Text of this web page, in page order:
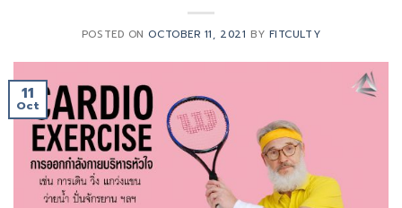
POSTED ONOCTOBER 11, 2021 BY FITCULTY
11
Oct